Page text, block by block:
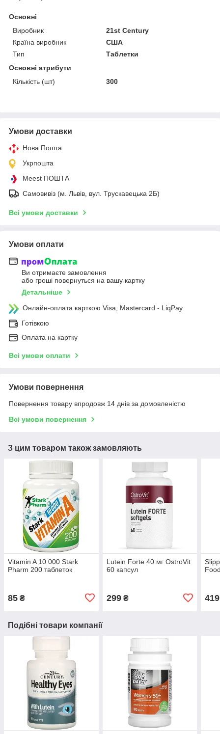
Основні
Виробник
21st Century
Країна виробник
США
Тип
Таблетки
Основні атрибути
Кількість (шт)
300
Умови доставки
Нова Пошта
Укрпошта
Meest ПОШТА
Самовивіз (м. Львів, вул. Трускавецька 2Б)
Всі умови доставки
Умови оплати
Ви отримаєте замовлення
або гроші повернуться на вашу картку
Детальніше
Онлайн-оплата карткою Visa, Mastercard - LiqPay
Готівкою
Оплата на картку
Всі умови оплати
Умови повернення
Повернення товару впродовж 14 днів за домовленістю
Всі умови повернення
З цим товаром також замовляють
Vitamin A 10 000 Stark
Pharm 200 таблеток
85 ₴
Lutein Forte 40 мг OstroVit
60 капсул
299₴ 419
Подібні товари компанії